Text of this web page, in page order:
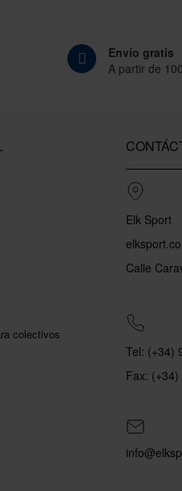
Envío gratis
A partir de
colectivos
Elk Sport
Calle
Tel: (+34)
Fax: